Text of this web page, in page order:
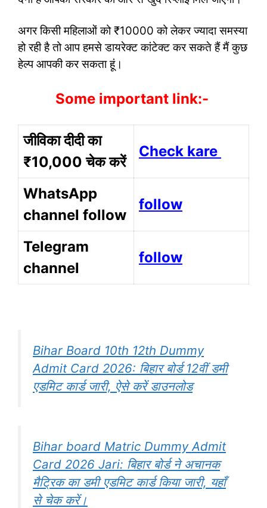
अगर किसी महिलाओं को ₹10000 को लेकर ज्यादा समस्या
हो रही है तो आप हमसे डायरेक्ट कांटेक्ट कर सकते हैं मैं कुछ
हेल्प आपकी कर सकता हूं।
Some important link:-
जीविका दीदी का
₹10,000 चेक करें
Check kare
WhatsApp
channel follow
follow
Telegram
channel
follow
Bihar Board 10th 12th Dummy
Admit Card 2026: बिहार बोर्ड 12वीं डमी
एडमिट कार्ड जारी, ऐसे करें डाउनलोड
Bihar board Matric Dummy Admit
Card 2026 Jari: बिहार बोर्ड ने अचानक
मैट्रिक का डमी एडमिट कार्ड किया जारी, यहाँ
से चेक करें।